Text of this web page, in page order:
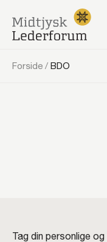
Forside / BDO
Tag din personlige